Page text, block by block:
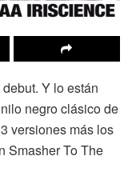
Y lo están
negro clásico de
versiones más los
Smasher To The